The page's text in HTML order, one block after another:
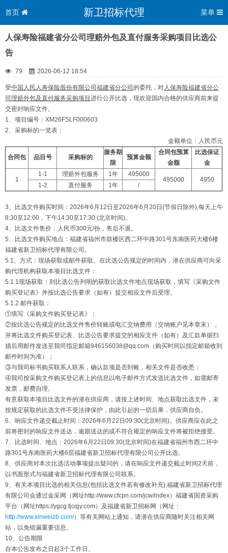
首页 新卫招标代理 菜单
人保寿险福建省分公司理赔外包及直付服务采购项目比选公
告
79 2026-06-12 18:54
受中国人民人寿保险股份有限公司福建省分公司 的委托，对人保寿险福建省分公
司理赔外包及直付服务采购项目 进行公开比选，现欢迎国内合格的供应商前来提
交密封响应文件。
1、项目编号：XM26FSLF000603
2、采购标的一览表：
金额单位：人民币元
合同包 品目号 采购标的
服务期
限
预算金额
合同包预算
金额
比选保证
金
1
1-1 理赔外包服务 1年 495000
495000 4950
1-2 直付服务 1年 /
3、比选文件购买时间：2026年6月12日至2026年6月20日(节假日除外),每天上午
8:30至12:00，下午14:30至17:30 (北京时间)。
4、比选文件售价：人民币300元/份，售后不退。
5、比选文件购买地点：福建省福州市鼓楼区西二环中路301号东南医药大楼6楼
福建省新卫招标代理有限公司。
5.1、方式：现场获取或邮件获取。在比选公告规定的时间内，潜在供应商可向采
购代理机构获取本项目比选文件：
5.1.1现场获取：到比选公告列明的获取比选文件地点现场获取，填写《采购文件
购买登记表》并按比选公告要求（如有）提交相应文件后受理。
5.1.2 邮件获取：
①填写《采购文件购买登记表》；
②按比选公告规定的比选文件售价转账或电汇交纳费用（交纳账户见本章末），
并将比选文件购买登记表、比选公告要求提交的相应文件（如有）及汇款单据扫
描后用邮件发送至我司指定邮箱946156038@qq.com（购买时间以指定邮箱收到
邮件时间为准）；
③与我司标书购买联系人联系，确认款项是否到账，相关文件是否收悉；
④我司按采购文件购买登记表上的信息以电子邮件方式发送比选文件，如需邮寄
发票，邮费自理。
有意获取本项目比选文件的潜在供应商，请按上述时间、地点获取比选文件，未
按规定获取的比选文件不受法律保护，由此引起的一切后果，供应商自负。
6、响应文件递交截止时间：2026年6月22日09:30(北京时间)。供应商应在此之
前将密封的响应文件送达，逾期送达的或不符合规定的响应文件将被拒绝接受。
7、比选时间、地点：2026年6月22日09:30(北京时间)在福建省福州市西二环中
路301号东南医药大楼6层福建省新卫招标代理有限公司公开比选。
8、供应商对本次比选活动事项提出疑问的，请在响应文件递交截止时间2天前，
以书面形式与福建省新卫招标代理有限公司联系。
9、有关本项目比选的相关信息(包括比选文件若有修改补充),福建省新卫招标代理
有限公司会通过金采网（网址http://www.cfcpn.com/jcw/index）福建省国资采购
平台（网址https://ygcg.fjcqjy.com）及福建省新卫招标网（网址：
http://www.xinweizb.com/）等有关网站上通知，请潜在供应商随时关注相关网
站，以免错漏重要信息。
10、公告期限
自本公告发布之日起3个工作日。